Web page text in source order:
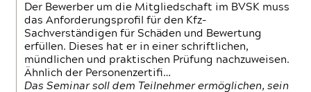
Der Bewerber um die Mitgliedschaft im BVSK muss
das Anforderungsprofil für den Kfz-
Sachverständigen für Schäden und Bewertung
erfüllen. Dieses hat er in einer schriftlichen,
mündlichen und praktischen Prüfung nachzuweisen.
Ähnlich der Personenzertifi…
Das Seminar soll dem Teilnehmer ermöglichen, sein